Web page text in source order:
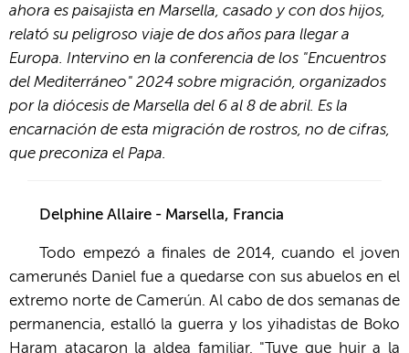
ahora es paisajista en Marsella, casado y con dos hijos,
relató su peligroso viaje de dos años para llegar a
Europa. Intervino en la conferencia de los "Encuentros
del Mediterráneo" 2024 sobre migración, organizados
por la diócesis de Marsella del 6 al 8 de abril. Es la
encarnación de esta migración de rostros, no de cifras,
que preconiza el Papa.
Delphine Allaire - Marsella, Francia
Todo empezó a finales de 2014, cuando el joven
camerunés Daniel fue a quedarse con sus abuelos en el
extremo norte de Camerún. Al cabo de dos semanas de
permanencia, estalló la guerra y los yihadistas de Boko
Haram atacaron la aldea familiar. "Tuve que huir a la